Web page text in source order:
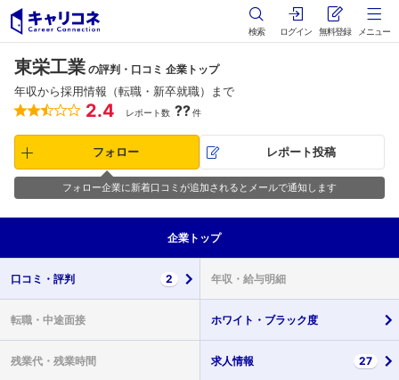
検索 ログイン 無料登録 メニュー
東栄工業 の評判・口コミ 企業トップ
年収から採用情報（転職・新卒就職）まで
2.4 レポート数 ??件
フォロー レポート投稿
フォロー企業に新着口コミが追加されるとメールで通知します
企業 トップ
口コミ・ 評判 2 年収・ 給与明細
転職・ 中途面接 ホワイト・ ブラック度
残業代・ 残業時間 求人情報 27